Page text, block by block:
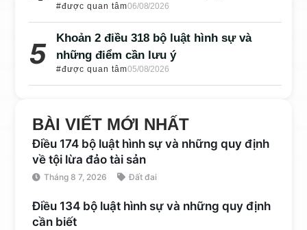
#được quan tâm06/08/2026
Khoản 2 điều 318 bộ luật hình sự và
những điểm cần lưu ý
#được quan tâm05/08/2026
BÀI VIẾT MỚI NHẤT
Điều 174 bộ luật hình sự và những quy định
về tội lừa đảo tài sản
Tháng 8 7, 2026 Đất đai
Điều 134 bộ luật hình sự và những quy định
cần biết